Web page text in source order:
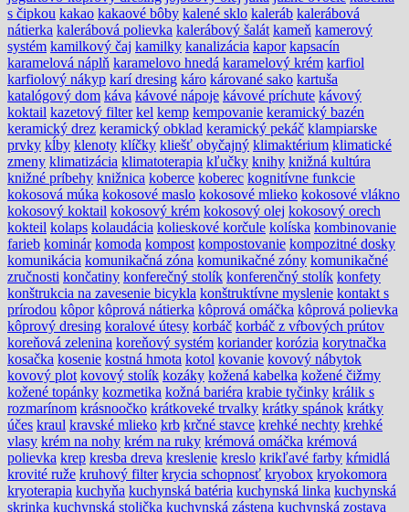
s čipkou kakao kakaové bôby kalené sklo kaleráb kalerábová
nátierka kalerábová polievka kalerábový šalát kameň kamerový
systém kamilkový čaj kamilky kanalizácia kapor kapsacín
karamelová náplň karamelovo hnedá karamelový krém karfiol
karfiolový nákyp karí dresing káro kárované sako kartuša
katalógový dom káva kávové nápoje kávové príchute kávový
koktail kazetový filter kel kemp kempovanie keramický bazén
keramický drez keramický obklad keramický pekáč klampiarske
prvky kĺby klenoty klíčky kliešť obyčajný klimaktérium klimatické
zmeny klimatizácia klimatoterapia kľučky knihy knižná kultúra
knižné príbehy knižnica koberce koberec kognitívne funkcie
kokosová múka kokosové maslo kokosové mlieko kokosové vlákno
kokosový koktail kokosový krém kokosový olej kokosový orech
kokteil kolaps kolaudácia kolieskové korčule kolíska kombinovanie
farieb kominár komoda kompost kompostovanie kompozitné dosky
komunikácia komunikačná zóna komunikačné zóny komunikačné
zručnosti končatiny konferečný stolík konferenčný stolík konfety
konštrukcia na zavesenie bicykla konštruktívne myslenie kontakt s
prírodou kôpor kôprová nátierka kôprová omáčka kôprová polievka
kôprový dresing koralové útesy korbáč korbáč z vŕbových prútov
koreňová zelenina koreňový systém koriander korózia korytnačka
kosačka kosenie kostná hmota kotol kovanie kovový nábytok
kovový plot kovový stolík kozáky kožená kabelka kožené čižmy
kožené topánky kozmetika kožná bariéra krabie tyčinky králik s
rozmarínom krásnoočko krátkoveké trvalky krátky spánok krátky
účes kraul kravské mlieko krb krčné stavce krehké nechty krehké
vlasy krém na nohy krém na ruky krémová omáčka krémová
polievka krep kresba dreva kreslenie kreslo krikľavé farby kŕmidlá
krovité ruže kruhový filter krycia schopnosť kryobox kryokomora
kryoterapia kuchyňa kuchynská batéria kuchynská linka kuchynská
skrinka kuchynská stolička kuchynská zástena kuchynská zostava